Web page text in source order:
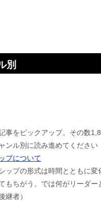
別
事をピックアップ。その数
ンル別に読み進めてください
プについて
ップの形式は時間とともに変
もちがう。では何がリーダー
継者）